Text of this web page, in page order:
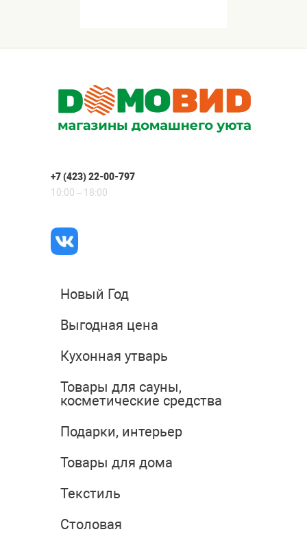
+7 (423) 22-00-797
10:00 – 18:00
Новый Год
Выгодная цена
Кухонная утварь
Товары для сауны,
косметические средства
Подарки, интерьер
Товары для дома
Текстиль
Столовая